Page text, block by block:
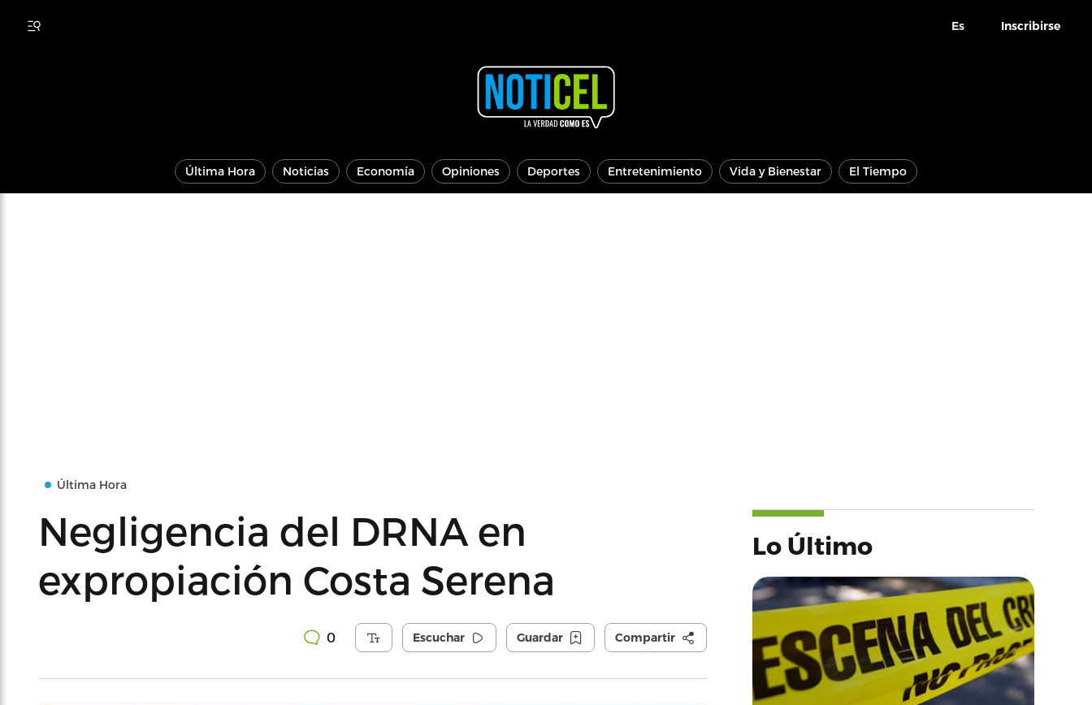
Es Inscribirse
Última Hora Noticias Economía Opiniones Deportes Entretenimiento Vida y Bienestar El Tiempo
Última Hora
Negligencia del DRNA en
expropiación Costa Serena
0 Escuchar Guardar Compartir
Lo Último